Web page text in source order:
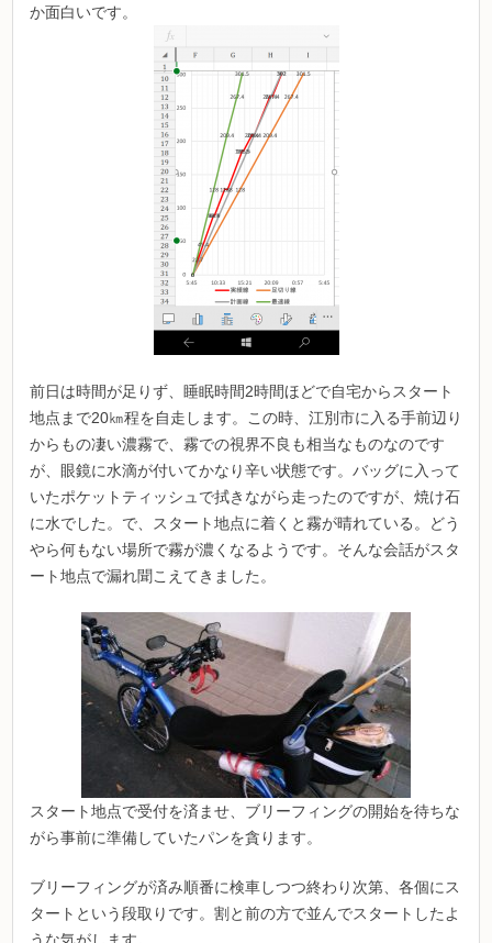
か面白いです。
前日は時間が足りず、睡眠時間2時間ほどで自宅からスタート
地点まで20㎞程を自走します。この時、江別市に入る手前辺り
からもの凄い濃霧で、霧での視界不良も相当なものなのです
が、眼鏡に水滴が付いてかなり辛い状態です。バッグに入って
いたポケットティッシュで拭きながら走ったのですが、焼け石
に水でした。で、スタート地点に着くと霧が晴れている。どう
やら何もない場所で霧が濃くなるようです。そんな会話がスタ
ート地点で漏れ聞こえてきました。
スタート地点で受付を済ませ、ブリーフィングの開始を待ちな
がら事前に準備していたパンを貪ります。
ブリーフィングが済み順番に検車しつつ終わり次第、各個にス
タートという段取りです。割と前の方で並んでスタートしたよ